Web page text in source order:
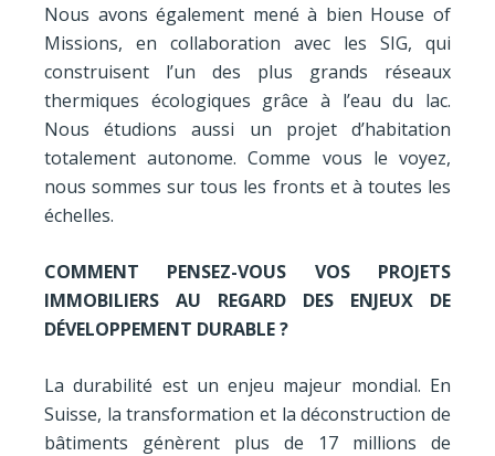
Nous avons également mené à bien House of
Missions, en collaboration avec les SIG, qui
construisent l’un des plus grands réseaux
thermiques écologiques grâce à l’eau du lac.
Nous étudions aussi un projet d’habitation
totalement autonome. Comme vous le voyez,
nous sommes sur tous les fronts et à toutes les
échelles.
COMMENT PENSEZ-VOUS VOS PROJETS
IMMOBILIERS AU REGARD DES ENJEUX DE
DÉVELOPPEMENT DURABLE ?
La durabilité est un enjeu majeur mondial. En
Suisse, la transformation et la déconstruction de
bâtiments génèrent plus de 17 millions de